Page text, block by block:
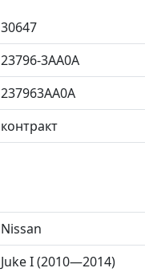
30647
23796-3AA0A
237963AA0A
контракт
Nissan
Juke I (2010—2014)